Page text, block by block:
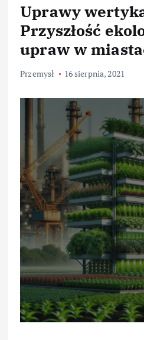
Uprawy
Przyszłość
upraw w
Przemysł 16 sierpnia, 2021